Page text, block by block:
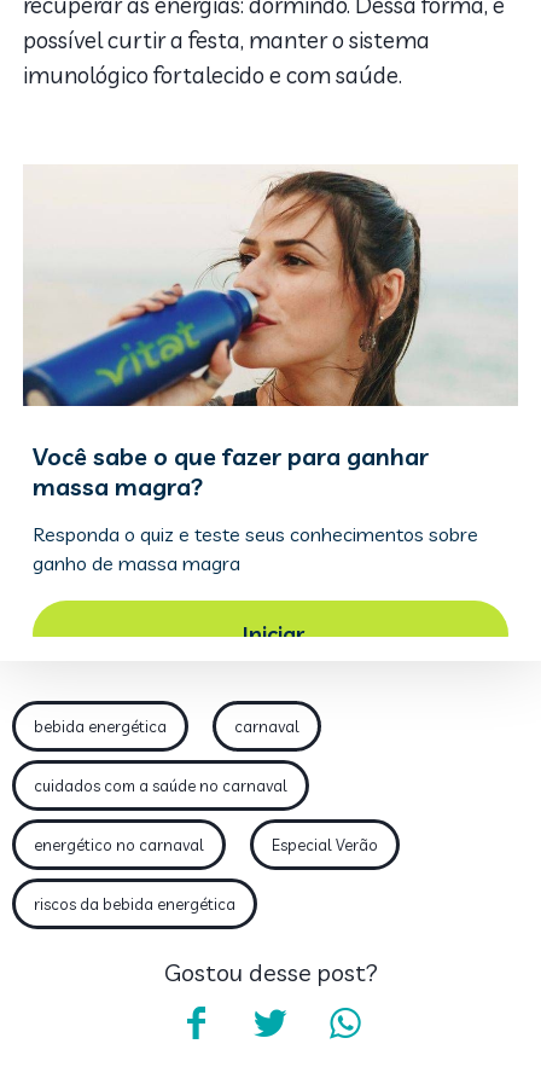
possível curtir a festa, manter o sistema
imunológico fortalecido e com saúde.
bebida energética carnaval
cuidados com a saúde no carnaval
energético no carnaval Especial Verão
riscos da bebida energética
Gostou desse post?